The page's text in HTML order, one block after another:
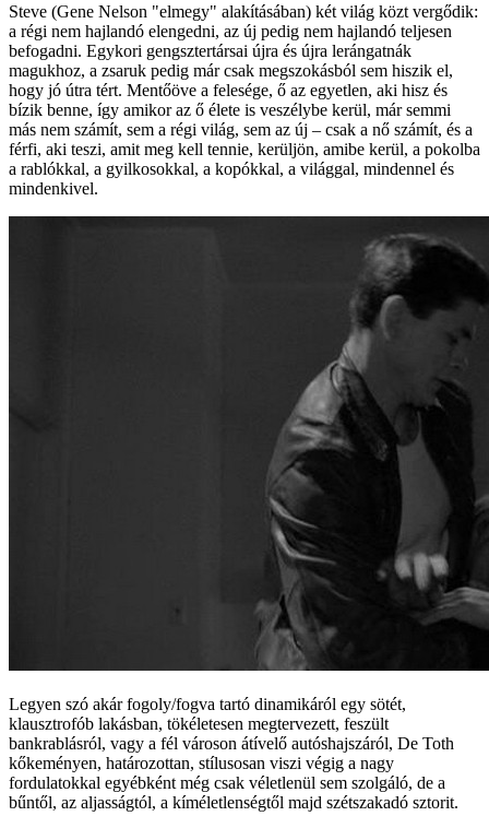
Steve (Gene Nelson "elmegy" alakításában) két világ közt vergődik:
a régi nem hajlandó elengedni, az új pedig nem hajlandó teljesen
befogadni. Egykori gengsztertársai újra és újra lerángatnák
magukhoz, a zsaruk pedig már csak megszokásból sem hiszik el,
hogy jó útra tért. Mentőöve a felesége, ő az egyetlen, aki hisz és
bízik benne, így amikor az ő élete is veszélybe kerül, már semmi
más nem számít, sem a régi világ, sem az új – csak a nő számít, és a
férfi, aki teszi, amit meg kell tennie, kerüljön, amibe kerül, a pokolba
a rablókkal, a gyilkosokkal, a kopókkal, a világgal, mindennel és
mindenkivel.
Legyen szó akár fogoly/fogva tartó dinamikáról egy sötét,
klausztrofób lakásban, tökéletesen megtervezett, feszült
bankrablásról, vagy a fél városon átívelő autóshajszáról, De Toth
kőkeményen, határozottan, stílusosan viszi végig a nagy
fordulatokkal egyébként még csak véletlenül sem szolgáló, de a
bűntől, az aljasságtól, a kíméletlenségtől majd szétszakadó sztorit.